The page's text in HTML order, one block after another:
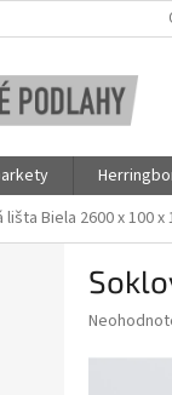
Biela 2600 x 100 x
Priemerné